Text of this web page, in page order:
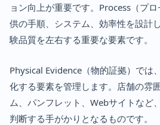
ョン向上が重要です。Process（プ
供の手順、システム、効率性を設計
験品質を左右する重要な要素です。
Physical Evidence（物的証拠）では
化する要素を管理します。店舗の雰
ム、パンフレット、Webサイトなど
判断する手がかりとなるものです。